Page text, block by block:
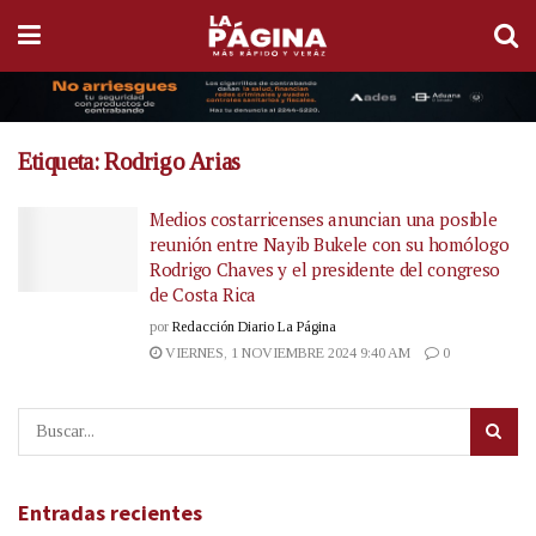
Etiqueta:Rodrigo Arias
Medios costarricenses anuncian una posible
reunión entre Nayib Bukele con su homólogo
Rodrigo Chaves y el presidente del congreso
de Costa Rica
por Redacción Diario La Página
VIERNES, 1 NOVIEMBRE 2024 9:40 AM
0
Entradas recientes